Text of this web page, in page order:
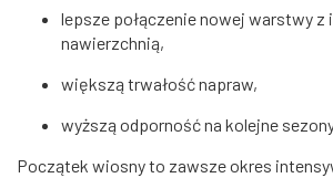
lepsze połączenie nowej warstwy z
nawierzchnią,
większą trwałość napraw,
wyższą odporność na kolejne
Początek wiosny to zawsze okres